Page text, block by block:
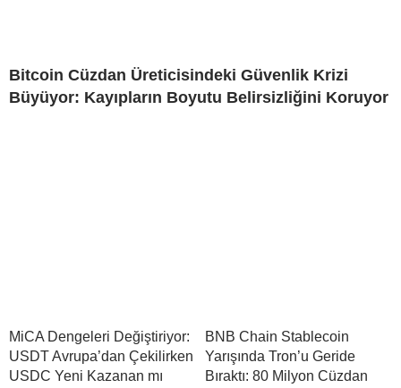
Bitcoin Cüzdan Üreticisindeki Güvenlik Krizi
Büyüyor: Kayıpların Boyutu Belirsizliğini Koruyor
MiCA Dengeleri Değiştiriyor:
USDT Avrupa’dan Çekilirken
USDC Yeni Kazanan mı
BNB Chain Stablecoin
Yarışında Tron’u Geride
Bıraktı: 80 Milyon Cüzdan